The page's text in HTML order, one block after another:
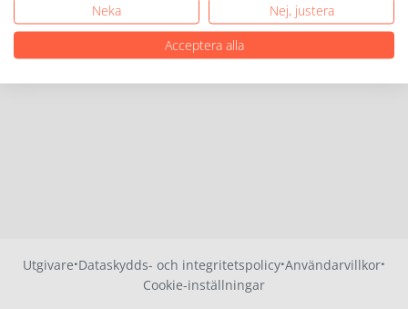
Utgivare·Dataskydds- och integritetspolicy·Användarvillkor·
Cookie-inställningar
Neka
Nej, justera
Acceptera alla